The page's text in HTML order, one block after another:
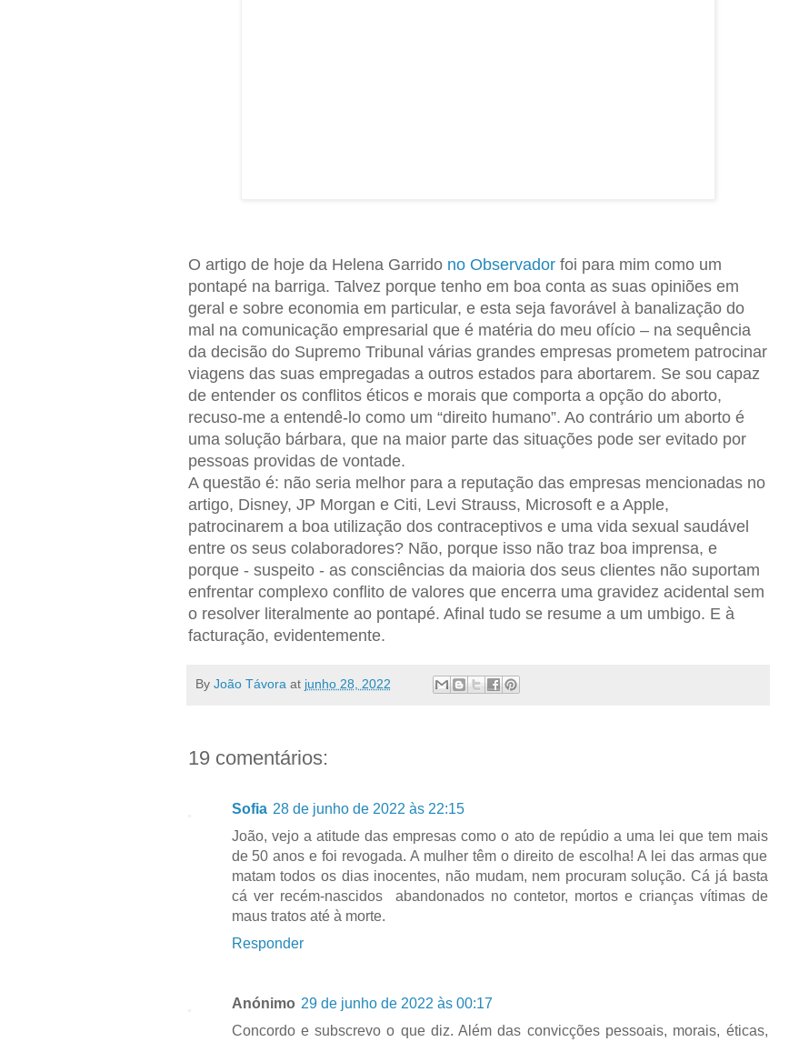
O artigo de hoje da Helena Garrido no Observadorfoi para mim como um
pontapé na barriga. Talvez porque tenho em boa conta as suas opiniões em
geral e sobre economia em particular, e esta seja favorável à banalização do
mal na comunicação empresarial que é matéria do meu ofício – na sequência
da decisão do Supremo Tribunal várias grandes empresas prometem patrocinar
viagens das suas empregadas a outros estados para abortarem. Se sou capaz
de entender os conflitos éticos e morais que comporta a opção do aborto,
recuso-me a entendê-lo como um “direito humano”. Ao contrário um aborto é
uma solução bárbara, que na maior parte das situações pode ser evitado por
pessoas providas de vontade.
A questão é: não seria melhor para a reputação das empresas mencionadas no
artigo, Disney, JP Morgan e Citi, Levi Strauss, Microsoft e a Apple,
patrocinarem a boa utilização dos contraceptivos e uma vida sexual saudável
entre os seus colaboradores? Não, porque isso não traz boa imprensa, e
porque - suspeito - as consciências da maioria dos seus clientes não suportam
enfrentar complexo conflito de valores que encerra uma gravidez acidental sem
o resolver literalmente ao pontapé. Afinal tudo se resume a um umbigo. E à
facturação, evidentemente.
By João Távora at junho 28, 2022
19 comentários:
Sofia 28 de junho de 2022 às 22:15
João, vejo a atitude das empresas como o ato de repúdio a uma lei que tem mais
de 50 anos e foi revogada. A mulher têm o direito de escolha! A lei das armas que
matam todos os dias inocentes, não mudam, nem procuram solução. Cá já basta
cá ver recém-nascidos abandonados no contetor, mortos e crianças vítimas de
maus tratos até à morte.
Responder
Anónimo 29 de junho de 2022 às 00:17
Concordo e subscrevo o que diz. Além das convicções pessoais, morais, éticas,